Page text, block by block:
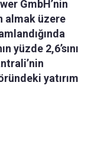
GmbH’nin
almak üzere
yüzde 2,6’sını
yatırım